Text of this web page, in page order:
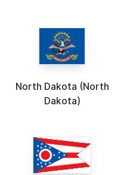
North Dakota (North
Dakota)